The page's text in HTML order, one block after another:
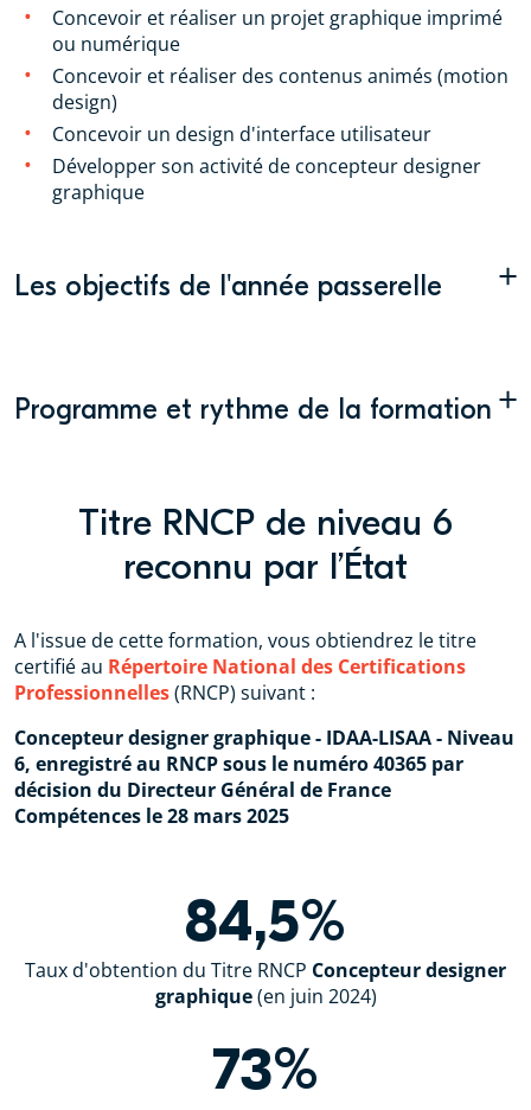
Concevoir et réaliser un projet graphique imprimé
ou numérique
Concevoir et réaliser des contenus animés (motion
design)
Concevoir un design d'interface utilisateur
Développer son activité de concepteur designer
graphique
Les objectifs de l'année passerelle +
Programme et rythme de la formation+
Titre RNCP de niveau 6
reconnu par l’État
A l'issue de cette formation, vous obtiendrez le titre
certifié au Répertoire National des Certifications
Professionnelles(RNCP) suivant :
Concepteur designer graphique - IDAA-LISAA - Niveau
6, enregistré au RNCP sous le numéro 40365 par
décision du Directeur Général de France
Compétences le 28 mars 2025
84,5%
Taux d'obtention du Titre RNCP Concepteur designer
graphique(en juin 2024)
73%